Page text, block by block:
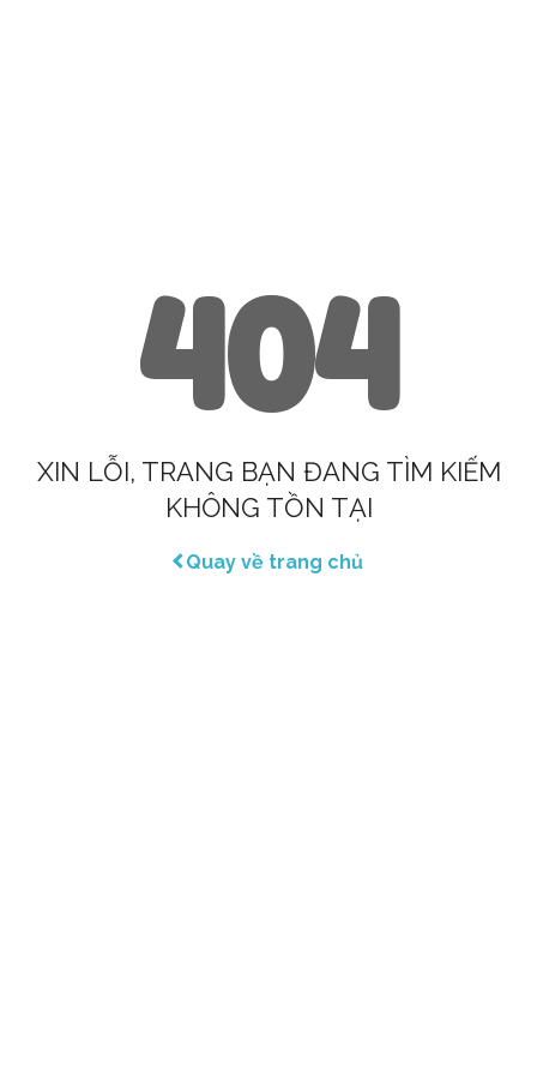
404
XIN LỖI, TRANG BẠN ĐANG TÌM KIẾM
KHÔNG TỒN TẠI
Quay về trang chủ